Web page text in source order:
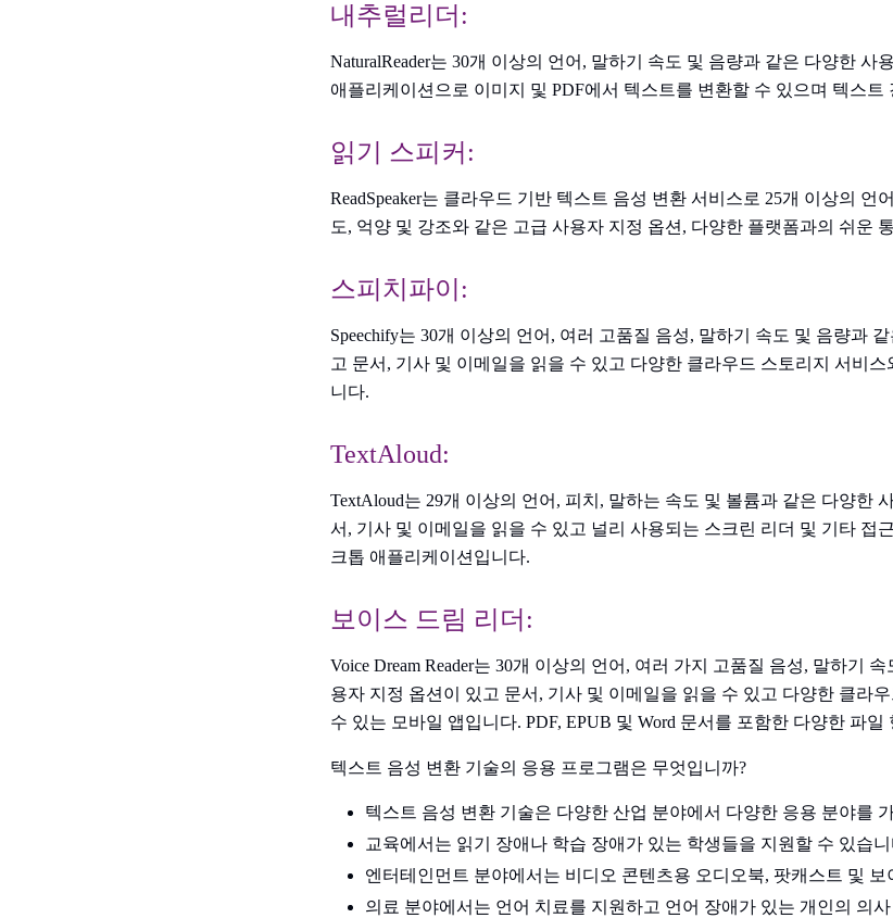
내추럴리더:
NaturalReader는 30개 이상의 언어, 말하기 속도 및 음량과 같은 다양한 사
애플리케이션으로 이미지 및 PDF에서 텍스트를 변환할 수 있으며 텍스트
읽기 스피커:
ReadSpeaker는 클라우드 기반 텍스트 음성 변환 서비스로 25개 이상의 언
도, 억양 및 강조와 같은 고급 사용자 지정 옵션, 다양한 플랫폼과의 쉬운
스피치파이:
Speechify는 30개 이상의 언어, 여러 고품질 음성, 말하기 속도 및 음량과
고 문서, 기사 및 이메일을 읽을 수 있고 다양한 클라우드 스토리지 서비
니다.
TextAloud:
TextAloud는 29개 이상의 언어, 피치, 말하는 속도 및 볼륨과 같은 다양한
서, 기사 및 이메일을 읽을 수 있고 널리 사용되는 스크린 리더 및 기타 접
크톱 애플리케이션입니다.
보이스 드림 리더:
Voice Dream Reader는 30개 이상의 언어, 여러 가지 고품질 음성, 말하기
용자 지정 옵션이 있고 문서, 기사 및 이메일을 읽을 수 있고 다양한 클라
수 있는 모바일 앱입니다. PDF, EPUB 및 Word 문서를 포함한 다양한 파일
텍스트 음성 변환 기술의 응용 프로그램은 무엇입니까?
텍스트 음성 변환 기술은 다양한 산업 분야에서 다양한 응용 분야를
교육에서는 읽기 장애나 학습 장애가 있는 학생들을 지원할 수 있습니
엔터테인먼트 분야에서는 비디오 콘텐츠용 오디오북, 팟캐스트 및
의료 분야에서는 언어 치료를 지원하고 언어 장애가 있는 개인의 의